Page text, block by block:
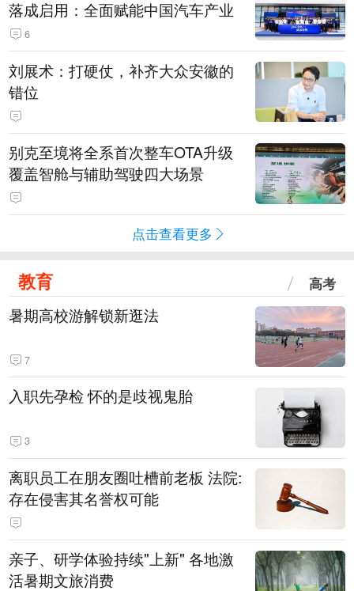
落成启用：全面赋能中国汽车产业
6
刘展术：打硬仗，补齐大众安徽的
错位
别克至境将全系首次整车OTA升级
覆盖智舱与辅助驾驶四大场景
点击查看更多
教育 高考
暑期高校游解锁新逛法
7
入职先孕检 怀的是歧视鬼胎
3
离职员工在朋友圈吐槽前老板 法院:
存在侵害其名誉权可能
亲子、研学体验持续"上新" 各地激
活暑期文旅消费